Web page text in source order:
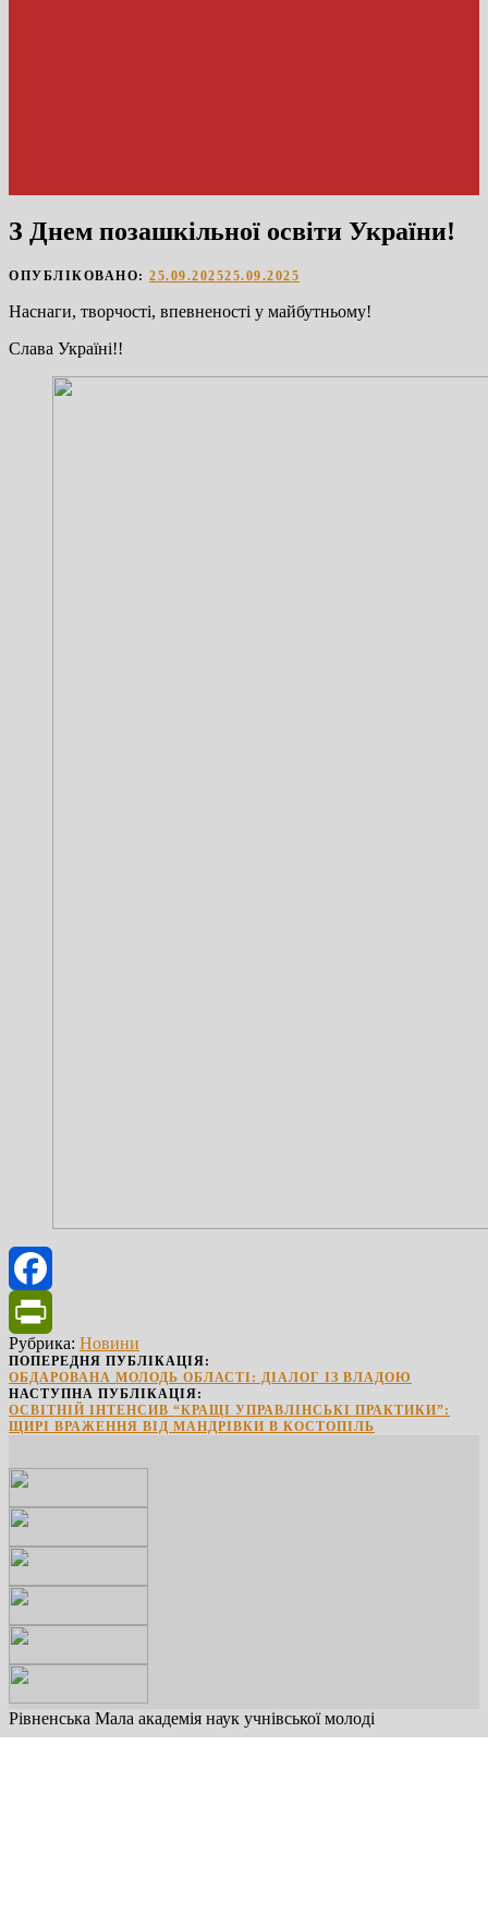
З Днем позашкільної освіти України!
ОПУБЛІКОВАНО: 25.09.202525.09.2025
Наснаги, творчості, впевненості у майбутньому!
Слава Україні!!
Facebook
PrintFriendly
Рубрика: Новини
ПОПЕРЕДНЯ ПУБЛІКАЦІЯ:
ОБДАРОВАНА МОЛОДЬ ОБЛАСТІ: ДІАЛОГ ІЗ ВЛАДОЮ
НАСТУПНА ПУБЛІКАЦІЯ:
ОСВІТНІЙ ІНТЕНСИВ “КРАЩІ УПРАВЛІНСЬКІ ПРАКТИКИ”:
ЩИРІ ВРАЖЕННЯ ВІД МАНДРІВКИ В КОСТОПІЛЬ
Рівненська Мала академія наук учнівської молоді